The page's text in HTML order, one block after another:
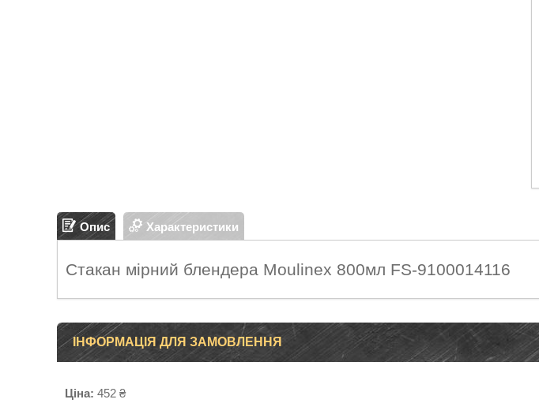
Опис Характеристики
Стакан мірний блендера Moulinex 800мл FS-9100014116
ІНФОРМАЦІЯ ДЛЯ ЗАМОВЛЕННЯ
Ціна: 452 ₴